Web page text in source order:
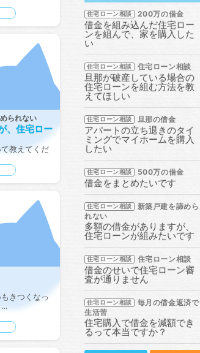
られない
、住宅ロー
教えてくだ
きつくなっ
…
住宅ローン相談 200万の借金
借金を組み込んだ住宅ロー
ンを組んで、家を購入した
い
住宅ローン相談 住宅ローン相談
旦那が破産している場合の
住宅ローンを組む方法を教
えてほしい
住宅ローン相談 旦那の借金
アパートの立ち退きのタイ
ミングでマイホームを購入
したい
住宅ローン相談 500万の借金
借金をまとめたいです
住宅ローン相談
新築戸建を諦めら
れない
多額の借金がありますが、
住宅ローンが組みたいです
住宅ローン相談 住宅ローン相談
借金のせいで住宅ローン審
査が通りません
住宅ローン相談
毎月の借金返済で
生活苦
住宅購入で借金を減額でき
るって本当ですか？